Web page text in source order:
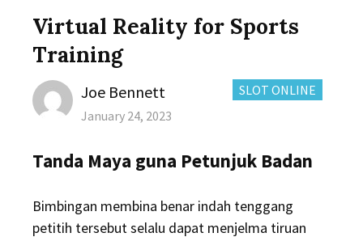
Virtual Reality for Sports
Training
CATEGORIES:
SLOT ONLINE
Author
Joe Bennett
Posted
January 24, 2023
Tanda Maya guna Petunjuk Badan
Bimbingan membina benar indah tenggang
petitih tersebut selalu dapat menjelma tiruan